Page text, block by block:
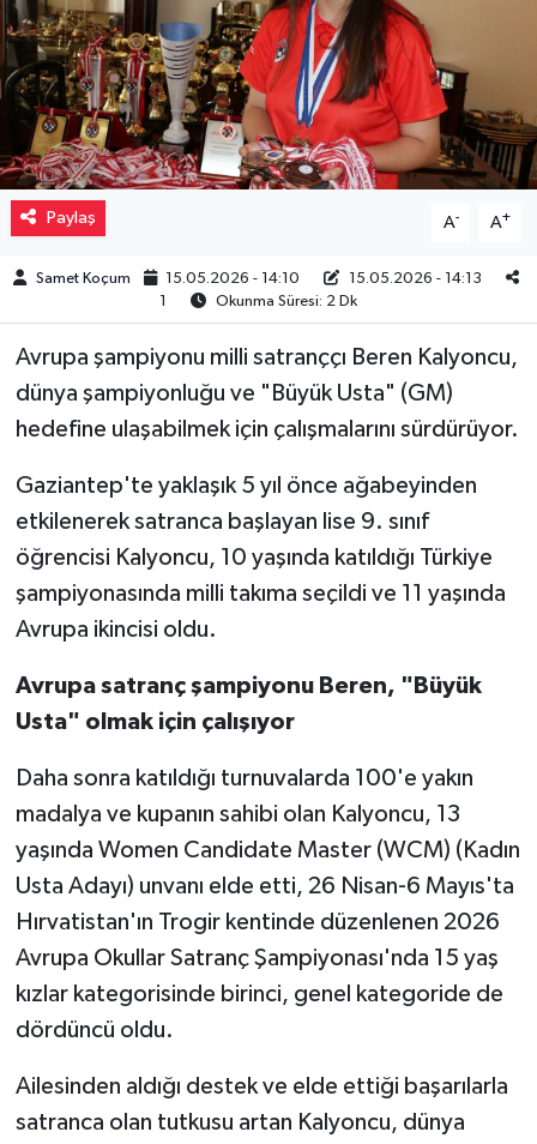
Paylaş A- A+
Samet Koçum 15.05.2026 - 14:10
15.05.2026 - 14:13
1
Okunma Süresi: 2 Dk
Avrupa şampiyonu milli satranççı Beren Kalyoncu,
dünya şampiyonluğu ve "Büyük Usta" (GM)
hedefine ulaşabilmek için çalışmalarını sürdürüyor.
Gaziantep'te yaklaşık 5 yıl önce ağabeyinden
etkilenerek satranca başlayan lise 9. sınıf
öğrencisi Kalyoncu, 10 yaşında katıldığı Türkiye
şampiyonasında milli takıma seçildi ve 11 yaşında
Avrupa ikincisi oldu.
Avrupa satranç şampiyonu Beren, "Büyük
Usta" olmak için çalışıyor
Daha sonra katıldığı turnuvalarda 100'e yakın
madalya ve kupanın sahibi olan Kalyoncu, 13
yaşında Women Candidate Master (WCM) (Kadın
Usta Adayı) unvanı elde etti, 26 Nisan-6 Mayıs'ta
Hırvatistan'ın Trogir kentinde düzenlenen 2026
Avrupa Okullar Satranç Şampiyonası'nda 15 yaş
kızlar kategorisinde birinci, genel kategoride de
dördüncü oldu.
Ailesinden aldığı destek ve elde ettiği başarılarla
satranca olan tutkusu artan Kalyoncu, dünya
Müzik
Piyasa
Resmi İlanlar
Sağlık
Teknoloji
Türkiye
Video Haber
Yaşam
Yeme-İçme